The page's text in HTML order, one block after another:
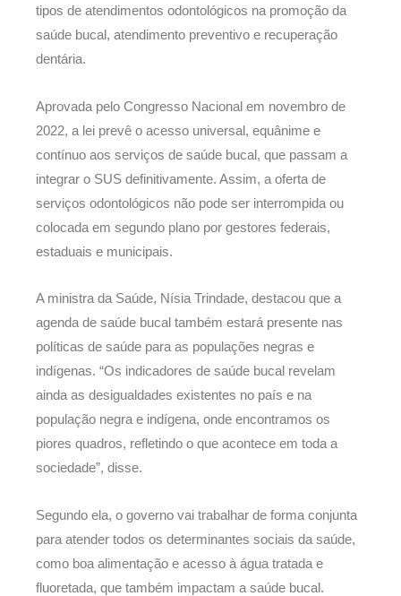
tipos de atendimentos odontológicos na promoção da
saúde bucal, atendimento preventivo e recuperação
dentária.
Aprovada pelo Congresso Nacional em novembro de
2022, a lei prevê o acesso universal, equânime e
contínuo aos serviços de saúde bucal, que passam a
integrar o SUS definitivamente. Assim, a oferta de
serviços odontológicos não pode ser interrompida ou
colocada em segundo plano por gestores federais,
estaduais e municipais.
A ministra da Saúde, Nísia Trindade, destacou que a
agenda de saúde bucal também estará presente nas
políticas de saúde para as populações negras e
indígenas. “Os indicadores de saúde bucal revelam
ainda as desigualdades existentes no país e na
população negra e indígena, onde encontramos os
piores quadros, refletindo o que acontece em toda a
sociedade”, disse.
Segundo ela, o governo vai trabalhar de forma conjunta
para atender todos os determinantes sociais da saúde,
como boa alimentação e acesso à água tratada e
fluoretada, que também impactam a saúde bucal.